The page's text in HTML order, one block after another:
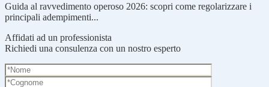
Guida al ravvedimento operoso 2026: scopri come regolarizzare i
principali adempimenti...
Affidati ad un professionista
Richiedi una consulenza con un nostro esperto